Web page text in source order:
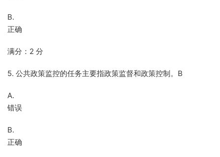
B.
正确
满分：2 分
5. 公共政策监控的任务主要指政策监督和政策控制。B
A.
错误
B.
正确